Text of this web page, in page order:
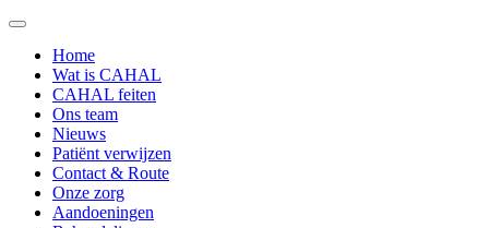
Home
Wat is CAHAL
CAHAL feiten
Ons team
Nieuws
Patiënt verwijzen
Contact & Route
Onze zorg
Aandoeningen